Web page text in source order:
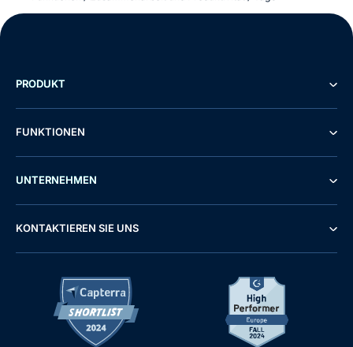
PRODUKT
FUNKTIONEN
UNTERNEHMEN
KONTAKTIEREN SIE UNS